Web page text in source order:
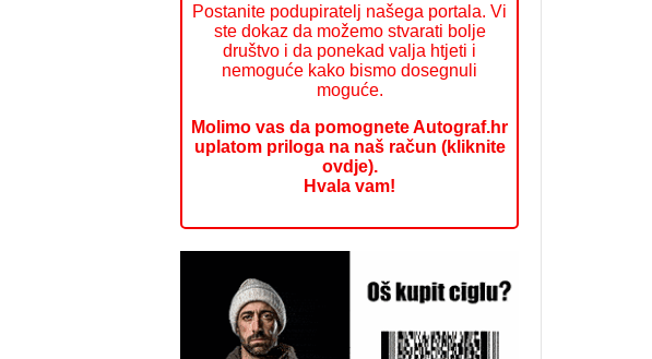
Postanite podupiratelj našega portala. Vi
ste dokaz da možemo stvarati bolje
društvo i da ponekad valja htjeti i
nemoguće kako bismo dosegnuli
moguće.
Molimo vas da pomognete Autograf.hr
uplatom priloga na naš račun (kliknite
ovdje).
Hvala vam!